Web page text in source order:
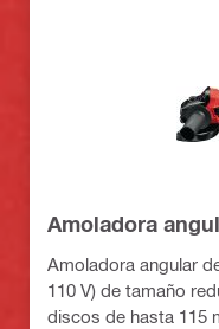
Amoladora
Amoladora angular
110 V) de tamaño
discos de hasta 115